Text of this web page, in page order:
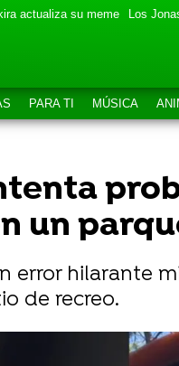
actualiza su meme Los
PARA TI MÚSICA
un
error hilarante
de recreo.
pero es arrollado